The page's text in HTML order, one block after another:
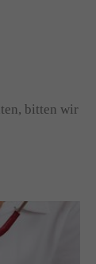
bitten wir